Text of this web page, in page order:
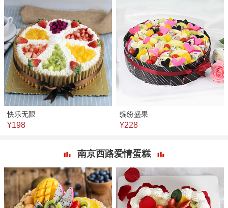
快乐无限
¥198
缤纷盛果
¥228
南京西路爱情蛋糕